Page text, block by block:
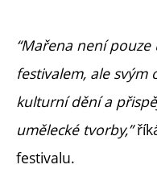
“Mařena není
festivalem, ale
kulturní dění a
umělecké tvorby,”
festivalu.